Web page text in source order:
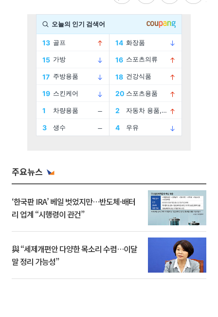
주요뉴스
‘한국판 IRA’ 베일 벗었지만…반도체·배터
리 업계 “시행령이 관건”
與 “세제개편안 다양한 목소리 수렴…이달
말 정리 가능성”